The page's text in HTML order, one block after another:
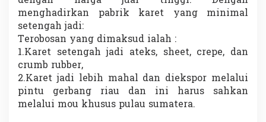
menghadirkan pabrik karet yang minimal
setengah jadi:
Terobosan yang dimaksud ialah :
1.Karet setengah jadi ateks, sheet, crepe, dan
crumb rubber,
2.Karet jadi lebih mahal dan diekspor melalui
pintu gerbang riau dan ini harus sahkan
melalui mou khusus pulau sumatera.